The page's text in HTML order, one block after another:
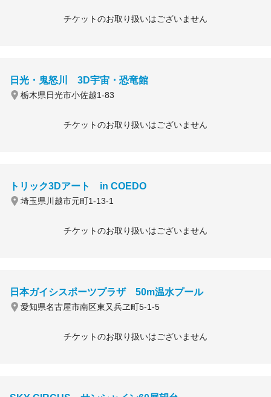
チケットのお取り扱いはございません
日光・鬼怒川 3D宇宙・恐竜館
栃木県日光市小佐越1-83
チケットのお取り扱いはございません
トリック3Dアート in COEDO
埼玉県川越市元町1-13-1
チケットのお取り扱いはございません
日本ガイシスポーツプラザ 50m温水プール
愛知県名古屋市南区東又兵ヱ町5-1-5
チケットのお取り扱いはございません